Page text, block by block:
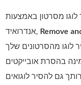
מסרטון באמצעות
אנדרואיד, Remove
לוגו מהסרטונים שלך
בהסרת אובייקטים
גם להסיר לוגואים